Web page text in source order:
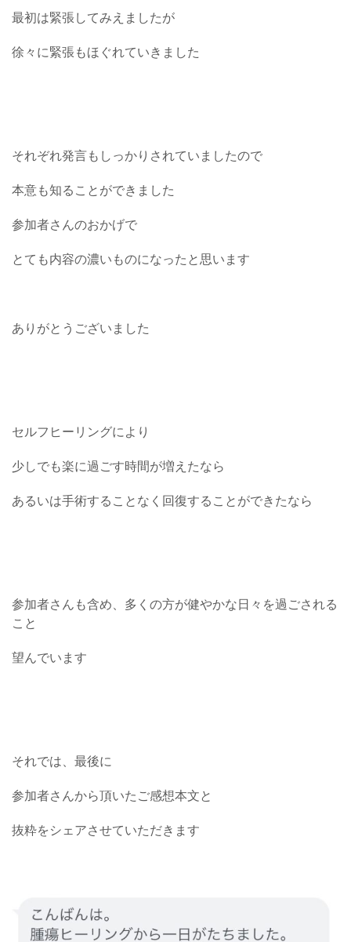
最初は緊張してみえましたが
徐々に緊張もほぐれていきました
それぞれ発言もしっかりされていましたので
本意も知ることができました
参加者さんのおかげで
とても内容の濃いものになったと思います
ありがとうございました
セルフヒーリングにより
少しでも楽に過ごす時間が増えたなら
あるいは手術することなく回復することができたなら
参加者さんも含め、多くの方が健やかな日々を過ごされる
こと
望んでいます
それでは、最後に
参加者さんから頂いたご感想本文と
抜粋をシェアさせていただきます